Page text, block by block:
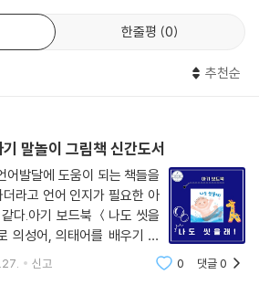
한줄평 0
추천순
말놀이 그림책 신간도서
어발달에 도움이 되는 책들을
라고 언어 인지가 필요한 아
다.아기 보드북 ＜나도 씻을
의성어, 의태어를 배우기 좋
크기가 아이들이 만지기도 좋
아기들이 직접 들고 넘기기
신고 0 댓글0